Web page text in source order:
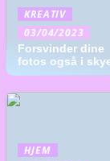
KREATIV
03/04/2023
Forsvinder dine
fotos også i
HJEM